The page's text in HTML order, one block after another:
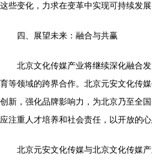
这些变化，力求在变革中实现可持续发展
四、展望未来：融合与共赢
北京文化传媒产业将继续深化融合
育等领域的跨界合作。北京元安文化传
创新，强化品牌影响力，为北京乃至全
应注重人才培养和社会责任，以开放的
北京元安文化传媒与北京文化传媒